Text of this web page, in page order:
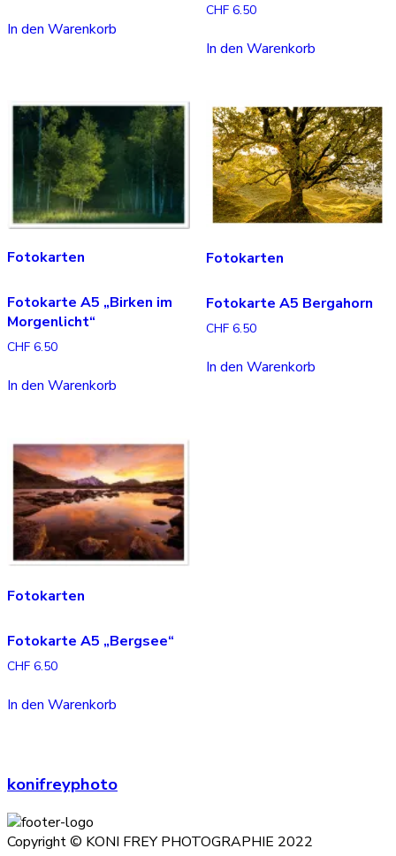
In den Warenkorb
CHF6.50
In den Warenkorb
Fotokarten
Fotokarte A5 „Birken im
Morgenlicht“
CHF 6.50
In den Warenkorb
Fotokarten
Fotokarte A5 Bergahorn
CHF6.50
In den Warenkorb
Fotokarten
Fotokarte A5 „Bergsee“
CHF 6.50
In den Warenkorb
konifreyphoto
Copyright © KONI FREY PHOTOGRAPHIE 2022